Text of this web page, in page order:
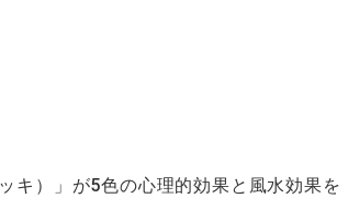
キ）」が5色の心理的効果と風水効果を